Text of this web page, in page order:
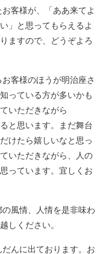
客様が、「ああ来てよ
」と思ってもらえるよ
ますので、どうぞよろ
客様のほうが明治座さ
っている方が多いかも
いただきながら
と思います。まだ舞台
けたら嬉しいなと思っ
いただきながら、人の
っています。宜しくお
風情、人情を是非味わ
しください。
んに出ております。お